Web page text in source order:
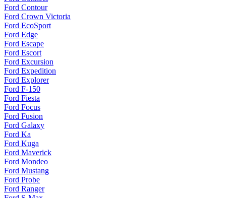
Ford Contour
Ford Crown Victoria
Ford EcoSport
Ford Edge
Ford Escape
Ford Escort
Ford Excursion
Ford Expedition
Ford Explorer
Ford F-150
Ford Fiesta
Ford Focus
Ford Fusion
Ford Galaxy
Ford Ka
Ford Kuga
Ford Maverick
Ford Mondeo
Ford Mustang
Ford Probe
Ford Ranger